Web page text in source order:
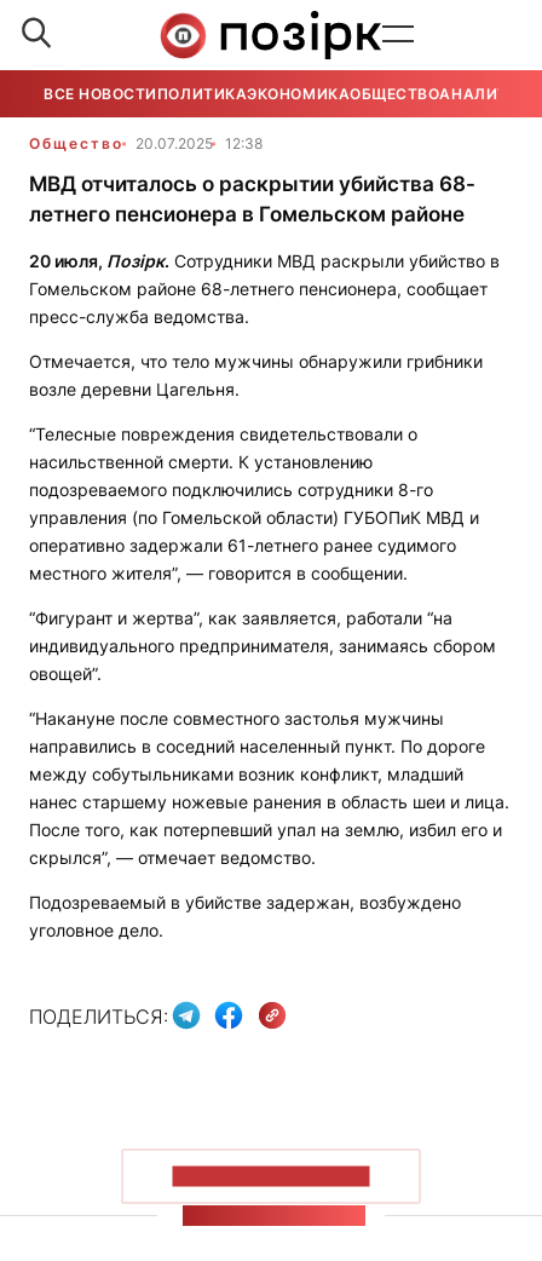
ВСЕ НОВОСТИ ПОЛИТИКАЭКОНОМИКАОБЩЕСТВОАНАЛИТИКА
Общество 20.07.2025 12:38
МВД отчиталось о раскрытии убийства 68-
летнего пенсионера в Гомельском районе
20 июля, Позірк. Сотрудники МВД раскрыли убийство в
Гомельском районе 68-летнего пенсионера, сообщает
пресс-служба ведомства.
Отмечается, что тело мужчины обнаружили грибники
возле деревни Цагельня.
“Телесные повреждения свидетельствовали о
насильственной смерти. К установлению
подозреваемого подключились сотрудники 8-го
управления (по Гомельской области) ГУБОПиК МВД и
оперативно задержали 61-летнего ранее судимого
местного жителя”, — говорится в сообщении.
“Фигурант и жертва”, как заявляется, работали “на
индивидуального предпринимателя, занимаясь сбором
овощей”.
“Накануне после совместного застолья мужчины
направились в соседний населенный пункт. По дороге
между собутыльниками возник конфликт, младший
нанес старшему ножевые ранения в область шеи и лица.
После того, как потерпевший упал на землю, избил его и
скрылся”, — отмечает ведомство.
Подозреваемый в убийстве задержан, возбуждено
уголовное дело.
ПОДЕЛИТЬСЯ: